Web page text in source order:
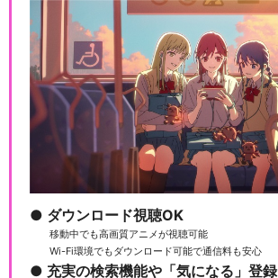
ダウンロード視聴OK
移動中でも高画質アニメが視聴可能
Wi-Fi環境でもダウンロード可能で通信料も安心
充実の検索機能や「気になる」登録